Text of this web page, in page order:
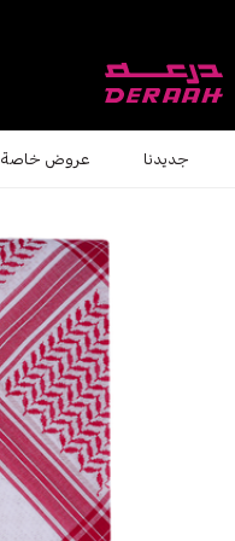
جديدنا عروض خاصة